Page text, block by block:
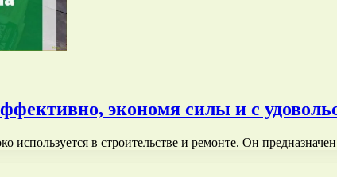
экономя силы и с
используется в строительстве и ремонте. Он